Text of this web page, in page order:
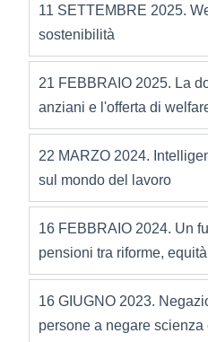
11 SETTEMBRE 2025.
sostenibilità
21 FEBBRAIO 2025. La
anziani e l'offerta di
22 MARZO 2024.
sul mondo del lavoro
16 FEBBRAIO 2024. Un
pensioni tra riforme,
16 GIUGNO 2023.
persone a negare scienza